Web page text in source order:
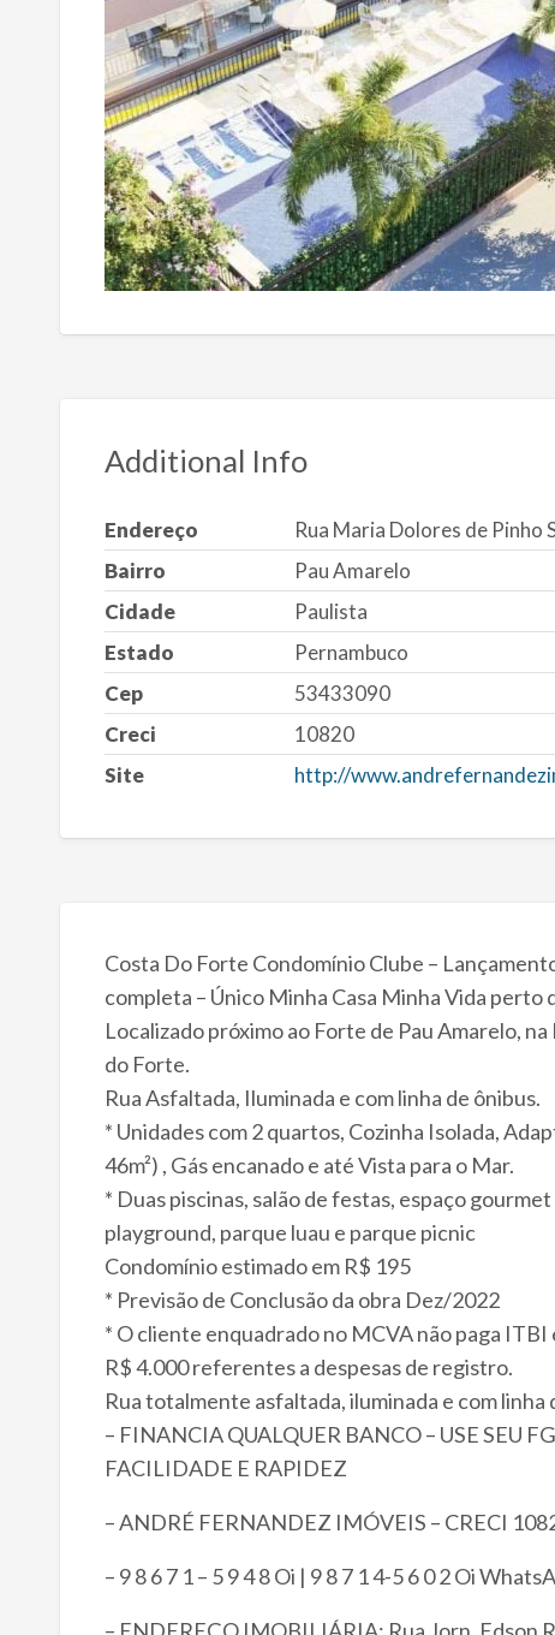
Additional Info
Endereço
Rua Maria Dolores de Pinho
Bairro
Pau Amarelo
Cidade
Paulista
Estado
Pernambuco
Cep
53433090
Creci
10820
Site
http://
Costa Do Forte Condomínio Clube –
completa – Único Minha Casa Minha Vida perto
Localizado próximo ao Forte de Pau Amarelo,
do Forte.
Rua Asfaltada, Iluminada e com linha de ônibus.
* Unidades com 2 quartos, Cozinha Isolada,
46m²) , Gás encanado e até Vista para o Mar.
* Duas piscinas, salão de festas, espaço
playground, parque luau e parque picnic
Condomínio estimado em R$ 195
* Previsão de Conclusão da obra Dez/2022
* O cliente enquadrado no MCVA não paga
R$ 4.000 referentes a despesas de registro.
Rua totalmente asfaltada, iluminada e com
– FINANCIA QUALQUER BANCO – USE SEU
FACILIDADE E RAPIDEZ
– ANDRÉ FERNANDEZ IMÓVEIS – CRECI
– 9 8 6 7 1 – 5 9 4 8 Oi | 9 8 7 1 4-5 6 0 2 Oi